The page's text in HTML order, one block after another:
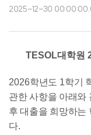
2025-12-30
TESOL대학원
2026학년도 1학기
관한 사항을 아래와
후 대출을 희망하는
다.